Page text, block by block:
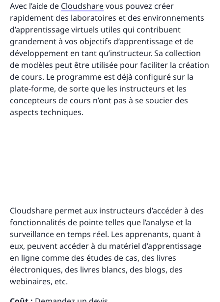
Avec l’aide de Cloudsharevous pouvez créer
rapidement des laboratoires et des environnements
d’apprentissage virtuels utiles qui contribuent
grandement à vos objectifs d’apprentissage et de
développement en tant qu’instructeur. Sa collection
de modèles peut être utilisée pour faciliter la création
de cours. Le programme est déjà configuré sur la
plate-forme, de sorte que les instructeurs et les
concepteurs de cours n’ont pas à se soucier des
aspects techniques.
Cloudshare permet aux instructeurs d’accéder à des
fonctionnalités de pointe telles que l’analyse et la
surveillance en temps réel. Les apprenants, quant à
eux, peuvent accéder à du matériel d’apprentissage
en ligne comme des études de cas, des livres
électroniques, des livres blancs, des blogs, des
webinaires, etc.